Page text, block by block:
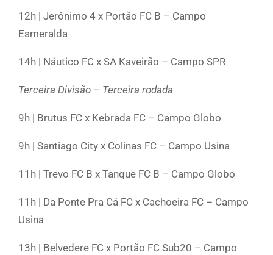
12h | Jerônimo 4 x Portão FC B – Campo
Esmeralda
14h | Náutico FC x SA Kaveirão – Campo SPR
Terceira Divisão – Terceira rodada
9h | Brutus FC x Kebrada FC – Campo Globo
9h | Santiago City x Colinas FC – Campo Usina
11h | Trevo FC B x Tanque FC B – Campo Globo
11h | Da Ponte Pra Cá FC x Cachoeira FC – Campo
Usina
13h | Belvedere FC x Portão FC Sub20 – Campo